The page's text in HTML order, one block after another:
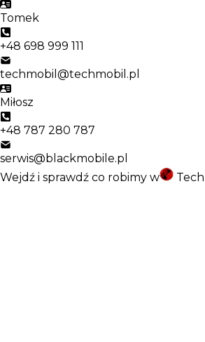
Tomek
+48 698 999 111
techmobil@techmobil.pl
Miłosz
+48 787 280 787
serwis@blackmobile.pl
Wejdź i sprawdź co robimy w